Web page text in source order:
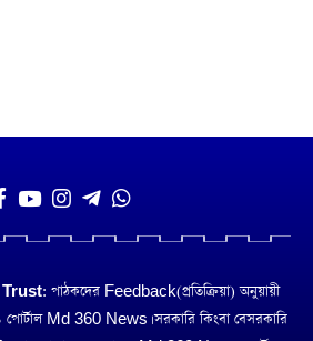
পাঠকদের Feedback(প্রতিক্রিয়া) অনুয়ায়ী
১ পোর্টাল Md 360 News। সরকারি কিংবা বেসরকারি